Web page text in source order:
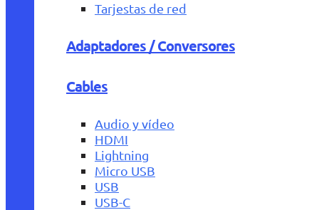
Tarjestas de red
Adaptadores / Conversores
Cables
Audio y vídeo
HDMI
Lightning
Micro USB
USB
USB-C